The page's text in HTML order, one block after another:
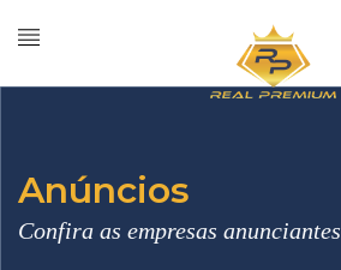
Anúncios
Confira as empresas anunciantes